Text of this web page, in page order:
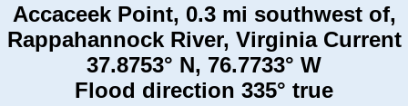
Accaceek Point, 0.3 mi southwest of,
Rappahannock River, Virginia Current
37.8753° N, 76.7733° W
Flood direction 335° true